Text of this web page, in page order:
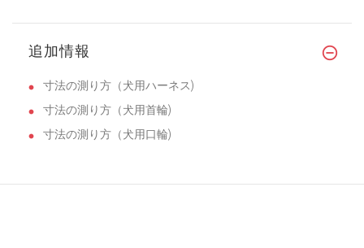
追加情報
寸法の測り方（犬用ハーネス)
寸法の測り方（犬用首輪)
寸法の測り方（犬用口輪)